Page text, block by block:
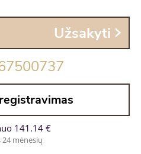
Užsakyti
141.14 €
mėnesių